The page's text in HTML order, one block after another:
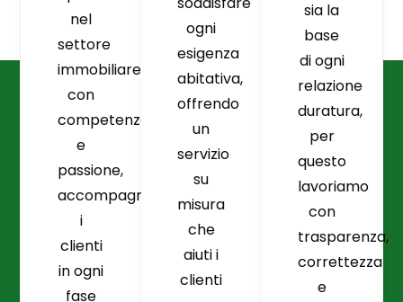
nel
settore
immobiliare
con
competenza
e
passione,
accompagnando
i
clienti
in ogni
fase
ogni
esigenza
abitativa,
offrendo
un
servizio
su
misura
che
aiuti i
clienti
sia la
base
di ogni
relazione
duratura,
per
questo
lavoriamo
con
trasparenza,
correttezza
e